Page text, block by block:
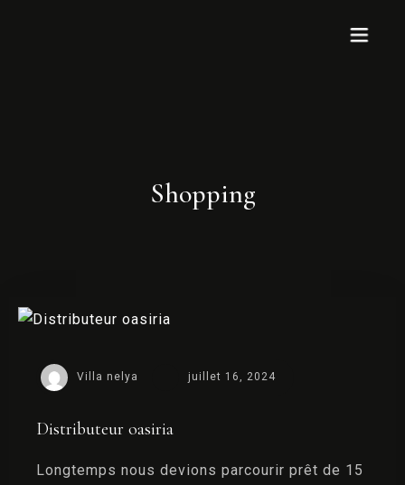
CONTACT
Shopping
Villa nelya juillet 16, 2024
Distributeur oasiria
Longtemps nous devions parcourir prêt de 15